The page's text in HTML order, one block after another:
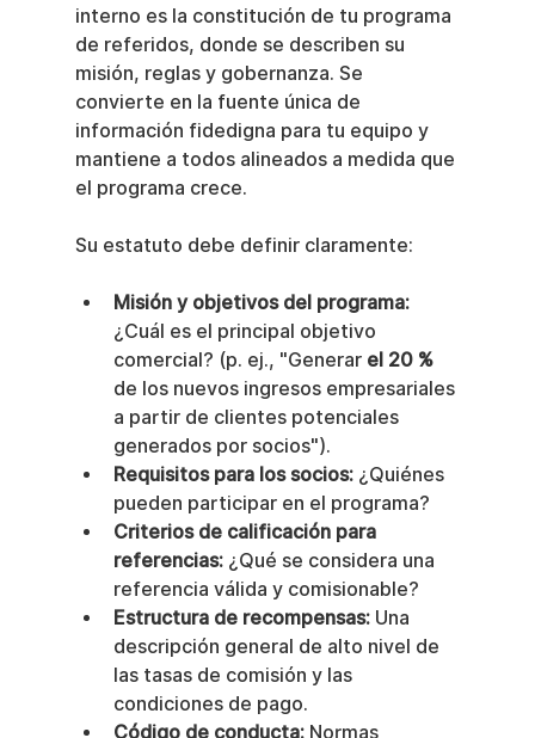
interno es la constitución de tu programa
de referidos, donde se describen su
misión, reglas y gobernanza. Se
convierte en la fuente única de
información fidedigna para tu equipo y
mantiene a todos alineados a medida que
el programa crece.
Su estatuto debe definir claramente:
Misión y objetivos del programa:
¿Cuál es el principal objetivo
comercial? (p. ej., "Generar el 20 %
de los nuevos ingresos empresariales
a partir de clientes potenciales
generados por socios").
Requisitos para los socios: ¿Quiénes
pueden participar en el programa?
Criterios de calificación para
referencias: ¿Qué se considera una
referencia válida y comisionable?
Estructura de recompensas: Una
descripción general de alto nivel de
las tasas de comisión y las
condiciones de pago.
Código de conducta: Normas